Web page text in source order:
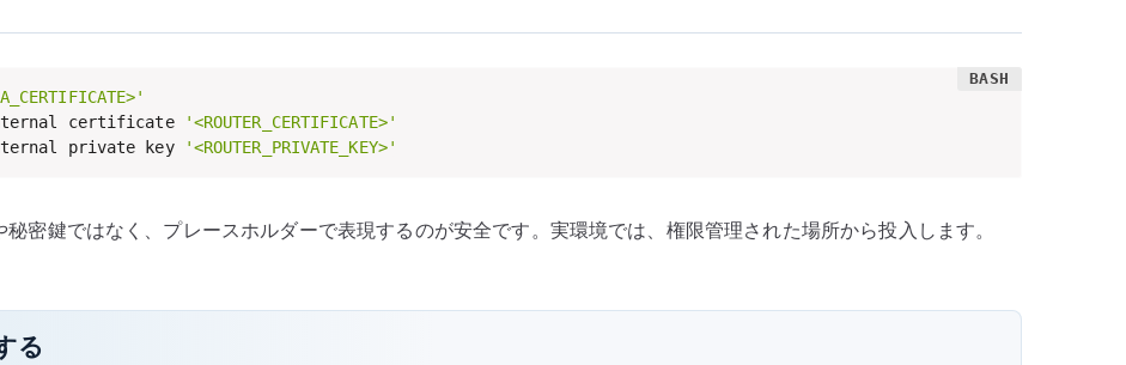
certificate
'<ROUTER_CERTIFICATE>'
private key '<ROUTER_PRIVATE_KEY>'
密鍵ではなく、プレースホルダーで表現するのが安全です。実環境では、権限管理された場所から投入します。
る